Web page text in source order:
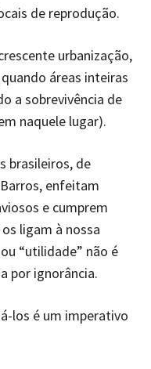
de reprodução.
urbanização,
áreas inteiras
a sobrevivência de
naquele lugar).
brasileiros, de
enfeitam
e cumprem
ligam à nossa
“utilidade” não é
por ignorância.
los é um imperativo